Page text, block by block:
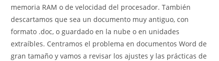
memoria RAM o de velocidad del procesador. También
descartamos que sea un documento muy antiguo, con
formato .doc, o guardado en la nube o en unidades
extraíbles. Centramos el problema en documentos Word de
gran tamaño y vamos a revisar los ajustes y las prácticas de